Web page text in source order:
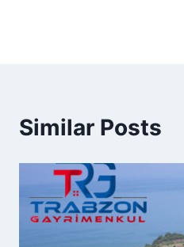
Similar Posts